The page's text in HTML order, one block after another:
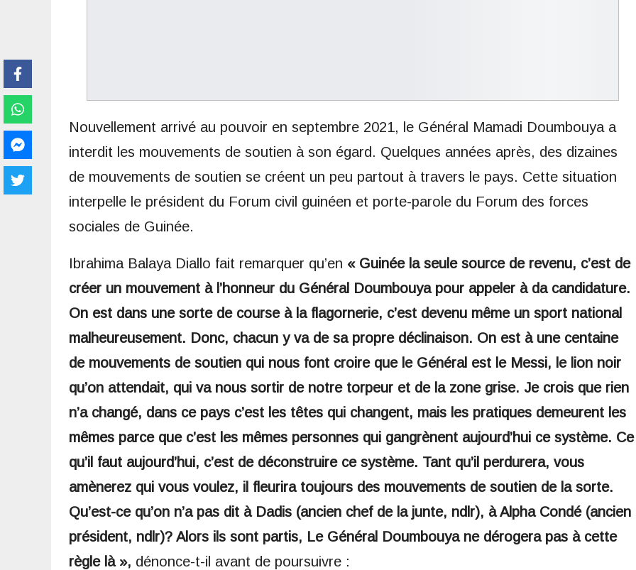
Nouvellement arrivé au pouvoir en septembre 2021, le Général Mamadi Doumbouya a
interdit les mouvements de soutien à son égard. Quelques années après, des dizaines
de mouvements de soutien se créent un peu partout à travers le pays. Cette situation
interpelle le président du Forum civil guinéen et porte-parole du Forum des forces
sociales de Guinée.
Ibrahima Balaya Diallo fait remarquer qu’en « Guinée la seule source de revenu, c’est de
créer un mouvement à l’honneur du Général Doumbouya pour appeler à da candidature.
On est dans une sorte de course à la flagornerie, c’est devenu même un sport national
malheureusement. Donc, chacun y va de sa propre déclinaison. On est à une centaine
de mouvements de soutien qui nous font croire que le Général est le Messi, le lion noir
qu’on attendait, qui va nous sortir de notre torpeur et de la zone grise. Je crois que rien
n’a changé, dans ce pays c’est les têtes qui changent, mais les pratiques demeurent les
mêmes parce que c’est les mêmes personnes qui gangrènent aujourd’hui ce système. Ce
qu’il faut aujourd’hui, c’est de déconstruire ce système. Tant qu’il perdurera, vous
amènerez qui vous voulez, il fleurira toujours des mouvements de soutien de la sorte.
Qu’est-ce qu’on n’a pas dit à Dadis (ancien chef de la junte, ndlr), à Alpha Condé (ancien
président, ndlr)? Alors ils sont partis, Le Général Doumbouya ne dérogera pas à cette
règle là », dénonce-t-il avant de poursuivre :